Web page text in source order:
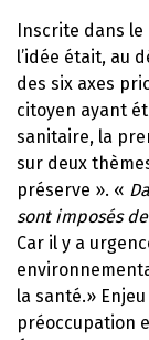
Inscrite dans
l’idée était, au
des six axes
citoyen ayant
sanitaire, la
sur deux
préserve ». «
sont imposés
Car il y a
la santé.»
préoccupation